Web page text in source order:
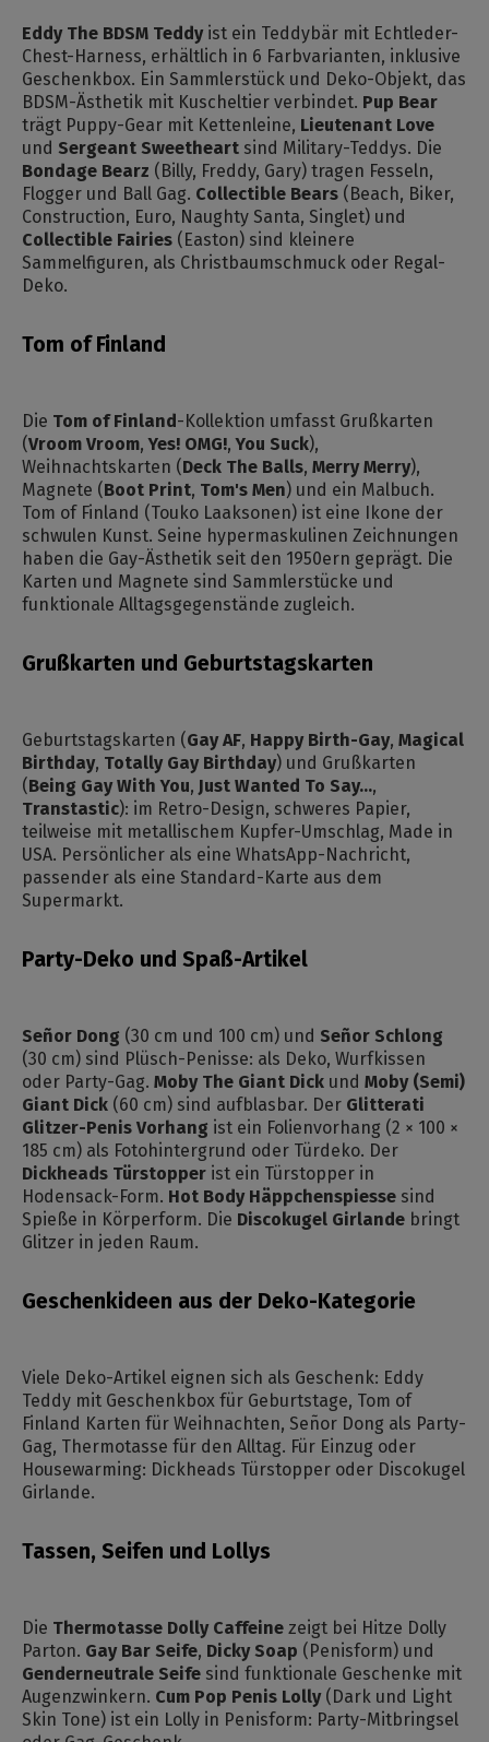
Eddy The BDSM Teddyist ein Teddybär mit Echtleder-
Chest-Harness, erhältlich in 6 Farbvarianten, inklusive
Geschenkbox. Ein Sammlerstück und Deko-Objekt, das
BDSM-Ästhetik mit Kuscheltier verbindet. Pup Bear
trägt Puppy-Gear mit Kettenleine, Lieutenant Love
und Sergeant Sweetheart sind Military-Teddys. Die
Bondage Bearz (Billy, Freddy, Gary) tragen Fesseln,
Flogger und Ball Gag. Collectible Bears (Beach, Biker,
Construction, Euro, Naughty Santa, Singlet) und
Collectible Fairies (Easton) sind kleinere
Sammelfiguren, als Christbaumschmuck oder Regal-
Deko.
Tom of Finland
Die Tom of Finland-Kollektion umfasst Grußkarten
(Vroom Vroom,Yes! OMG!,You Suck),
Weihnachtskarten (Deck The Balls, Merry Merry),
Magnete (Boot Print, Tom's Men) und ein Malbuch.
Tom of Finland (Touko Laaksonen) ist eine Ikone der
schwulen Kunst. Seine hypermaskulinen Zeichnungen
haben die Gay-Ästhetik seit den 1950ern geprägt. Die
Karten und Magnete sind Sammlerstücke und
funktionale Alltagsgegenstände zugleich.
Grußkarten und Geburtstagskarten
Geburtstagskarten (Gay AF, Happy Birth-Gay, Magical
Birthday, Totally Gay Birthday) und Grußkarten
(Being Gay With You, Just Wanted To Say...,
Transtastic): im Retro-Design, schweres Papier,
teilweise mit metallischem Kupfer-Umschlag, Made in
USA. Persönlicher als eine WhatsApp-Nachricht,
passender als eine Standard-Karte aus dem
Supermarkt.
Party-Deko und Spaß-Artikel
Señor Dong (30 cm und 100 cm) und Señor Schlong
(30 cm) sind Plüsch-Penisse: als Deko, Wurfkissen
oder Party-Gag. Moby The Giant Dick und Moby (Semi)
Giant Dick (60 cm) sind aufblasbar. Der Glitterati
Glitzer-Penis Vorhang ist ein Folienvorhang (2 × 100 ×
185 cm) als Fotohintergrund oder Türdeko. Der
Dickheads Türstopper ist ein Türstopper in
Hodensack-Form. Hot Body Häppchenspiesse sind
Spieße in Körperform. Die Discokugel Girlande bringt
Glitzer in jeden Raum.
Geschenkideen aus der Deko-Kategorie
Viele Deko-Artikel eignen sich als Geschenk: Eddy
Teddy mit Geschenkbox für Geburtstage, Tom of
Finland Karten für Weihnachten, Señor Dong als Party-
Gag, Thermotasse für den Alltag. Für Einzug oder
Housewarming: Dickheads Türstopper oder Discokugel
Girlande.
Tassen, Seifen und Lollys
Die Thermotasse Dolly Caffeine zeigt bei Hitze Dolly
Parton. Gay Bar Seife, Dicky Soap (Penisform) und
Genderneutrale Seife sind funktionale Geschenke mit
Augenzwinkern. Cum Pop Penis Lolly(Dark und Light
Skin Tone) ist ein Lolly in Penisform: Party-Mitbringsel